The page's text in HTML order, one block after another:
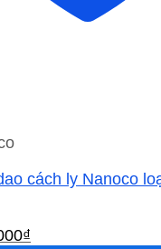
cách ly Nanoco
₫